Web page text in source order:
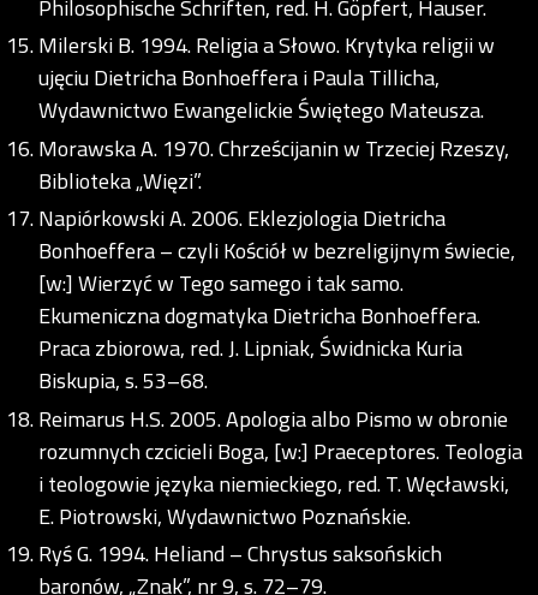
Milerski B. 1994. Religia a Słowo. Krytyka religii w
ujęciu Dietricha Bonhoeffera i Paula Tillicha,
Wydawnictwo Ewangelickie Świętego Mateusza.
Morawska A. 1970. Chrześcijanin w Trzeciej Rzeszy,
Biblioteka „Więzi”.
Napiórkowski A. 2006. Eklezjologia Dietricha
Bonhoeffera – czyli Kościół w bezreligijnym świecie,
[w:] Wierzyć w Tego samego i tak samo.
Ekumeniczna dogmatyka Dietricha Bonhoeffera.
Praca zbiorowa, red. J. Lipniak, Świdnicka Kuria
Biskupia, s. 53–68.
Reimarus H.S. 2005. Apologia albo Pismo w obronie
rozumnych czcicieli Boga, [w:] Praeceptores. Teologia
i teologowie języka niemieckiego, red. T. Węcławski,
E. Piotrowski, Wydawnictwo Poznańskie.
Ryś G. 1994. Heliand – Chrystus saksońskich
baronów, „Znak”, nr 9, s. 72–79.